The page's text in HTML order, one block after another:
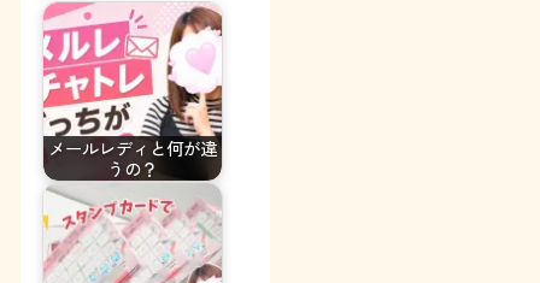
メールレディと何が違
うの？